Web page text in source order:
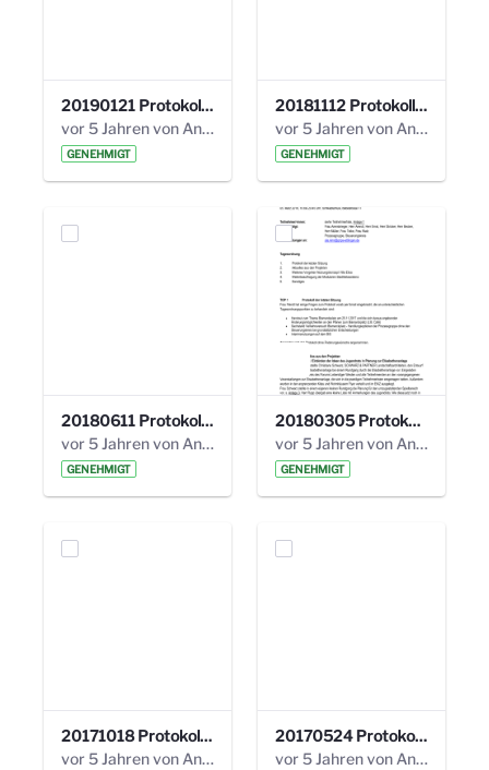
20190121 Protokoll 25. Steuerungskreis.pdf
vor 5 Jahren von Anni Schlumberger
GENEHMIGT
20181112 Protokoll 24. Steuerungskreis.pdf
vor 5 Jahren von Anni Schlumberger
GENEHMIGT
20180611 Protokoll 23. Steuerungskreis.pdf
vor 5 Jahren von Anni Schlumberger
GENEHMIGT
20180305 Protokoll 22. Steuerungskreis.pdf
vor 5 Jahren von Anni Schlumberger
GENEHMIGT
20171018 Protokoll 21. Steuerungskreis.pdf
vor 5 Jahren von Anni Schlumberger
20170524 Protokoll 20. Steuerungskreis.pdf
vor 5 Jahren von Anni Schlumberger